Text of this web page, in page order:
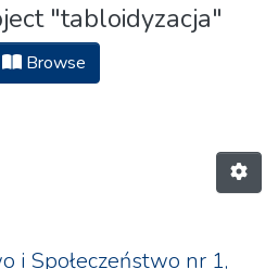
"tabloidyzacja"
Browse
i Społeczeństwo nr 1,